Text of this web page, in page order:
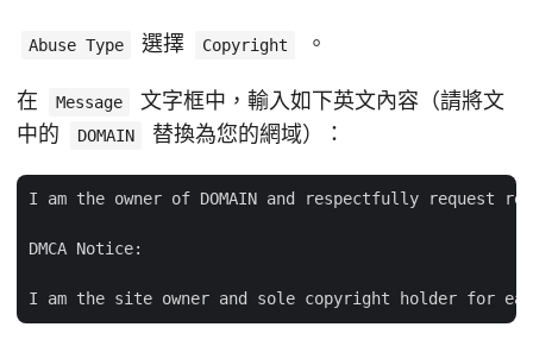
Abuse Type 選擇 Copyright 。
在 Message
文字框中，輸入如下英文內容（請將文
中的
DOMAIN 替換為您的網域）：
I am the owner of DOMAIN and respectfully request
DMCA Notice: